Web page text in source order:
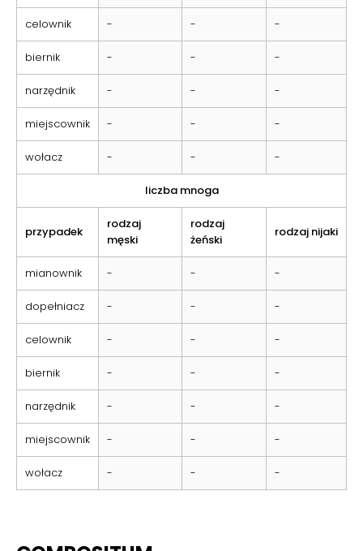
celownik - - -
biernik - - -
narzędnik - - -
miejscownik - - -
wołacz - - -
liczba mnoga
przypadek
rodzaj
męski
rodzaj
żeński
rodzaj nijaki
mianownik - - -
dopełniacz - - -
celownik - - -
biernik - - -
narzędnik - - -
miejscownik - - -
wołacz - - -